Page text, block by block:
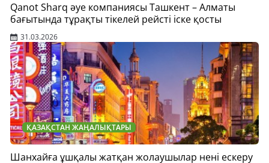
Qanot Sharq әуе компаниясы Ташкент – Алматы
бағытында тұрақты тікелей рейсті іске қосты
31.03.2026
ҚАЗАҚСТАН ЖАҢАЛЫҚТАРЫ
Шанхайға ұшқалы жатқан жолаушылар нені ескеру